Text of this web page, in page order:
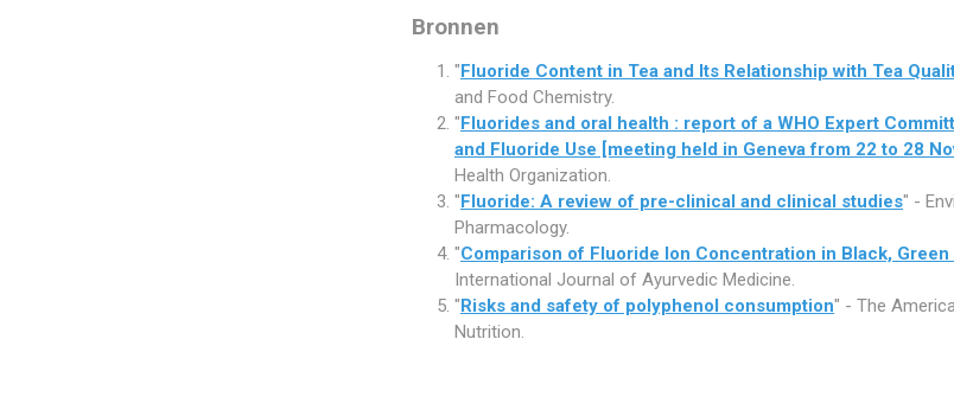
Bronnen
"Fluoride Content in Tea and Its Relationship with Tea
and Food Chemistry.
"Fluorides and oral health : report of a WHO Expert
and Fluoride Use [‎meeting held in Geneva from 22 to 28
Health Organization.
"Fluoride: A review of pre-clinical and clinical studies" -
Pharmacology.
"Comparison of Fluoride Ion Concentration in Black, Green
International Journal of Ayurvedic Medicine.
"Risks and safety of polyphenol consumption" - The
Nutrition.